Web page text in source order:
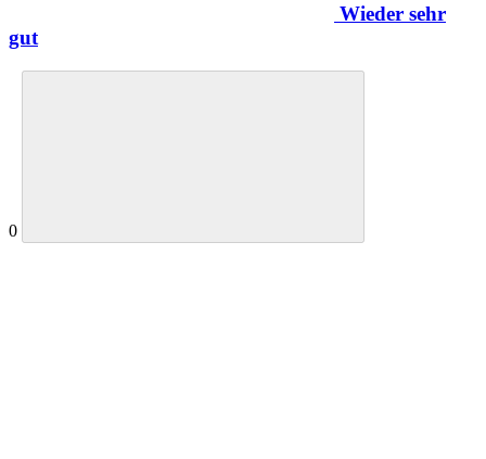
Wieder sehr
gut
0